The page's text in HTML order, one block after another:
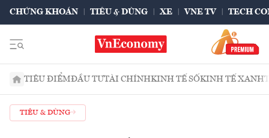
CHỨNG KHOÁN TIÊU & DÙNG XE VNE TV TECH
TIÊU ĐIỂMĐẦU TƯTÀI CHÍNHKINH TẾ SỐKINH TẾ XANH
TIÊU & DÙNG